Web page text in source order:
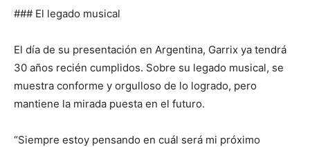
### El legado musical
El día de su presentación en Argentina, Garrix ya tendrá
30 años recién cumplidos. Sobre su legado musical, se
muestra conforme y orgulloso de lo logrado, pero
mantiene la mirada puesta en el futuro.
“Siempre estoy pensando en cuál será mi próximo